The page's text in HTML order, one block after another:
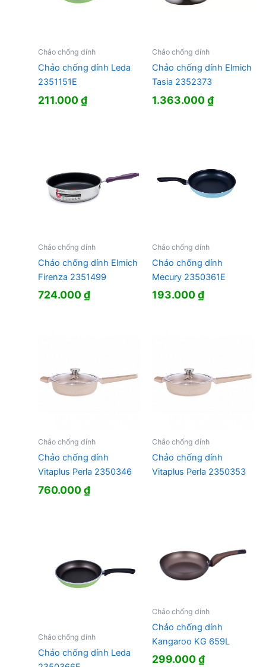
Chảo chống dính
Chảo chống dính Leda
2351151E
211.000₫
Chảo chống dính
Chảo chống dính Elmich
Tasia 2352373
1.363.000₫
Chảo chống dính
Chảo chống dính Elmich
Firenza 2351499
724.000₫
Chảo chống dính
Chảo chống dính
Mecury 2350361E
193.000₫
Chảo chống dính
Chảo chống dính
Vitaplus Perla 2350346
760.000₫
Chảo chống dính
Chảo chống dính
Vitaplus Perla 2350353
Chảo chống dính
Chảo chống dính Leda
Chảo chống dính
Chảo chống dính
Kangaroo KG 659L
299.000₫